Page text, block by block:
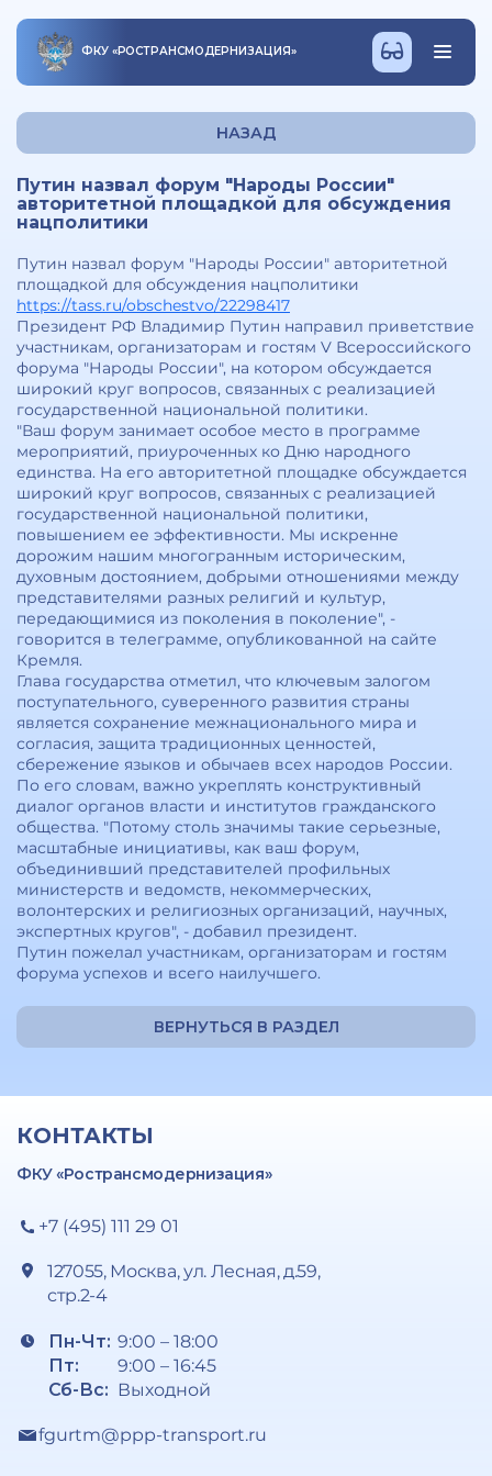
ФКУ «РОСТРАНСМОДЕРНИЗАЦИЯ»
НАЗАД
Путин назвал форум "Народы России"
авторитетной площадкой для обсуждения
нацполитики
Путин назвал форум "Народы России" авторитетной
площадкой для обсуждения нацполитики
https://tass.ru/obschestvo/22298417
Президент РФ Владимир Путин направил приветствие
участникам, организаторам и гостям V Всероссийского
форума "Народы России", на котором обсуждается
широкий круг вопросов, связанных с реализацией
государственной национальной политики.
"Ваш форум занимает особое место в программе
мероприятий, приуроченных ко Дню народного
единства. На его авторитетной площадке обсуждается
широкий круг вопросов, связанных с реализацией
государственной национальной политики,
повышением ее эффективности. Мы искренне
дорожим нашим многогранным историческим,
духовным достоянием, добрыми отношениями между
представителями разных религий и культур,
передающимися из поколения в поколение", -
говорится в телеграмме, опубликованной на сайте
Кремля.
Глава государства отметил, что ключевым залогом
поступательного, суверенного развития страны
является сохранение межнационального мира и
согласия, защита традиционных ценностей,
сбережение языков и обычаев всех народов России.
По его словам, важно укреплять конструктивный
диалог органов власти и институтов гражданского
общества. "Потому столь значимы такие серьезные,
масштабные инициативы, как ваш форум,
объединивший представителей профильных
министерств и ведомств, некоммерческих,
волонтерских и религиозных организаций, научных,
экспертных кругов", - добавил президент.
Путин пожелал участникам, организаторам и гостям
форума успехов и всего наилучшего.
ВЕРНУТЬСЯ В РАЗДЕЛ
КОНТАКТЫ
ФКУ «Ространсмодернизация»
+7 (495) 111 29 01
127055, Москва, ул. Лесная, д.59,
стр.2-4
Пн-Чт:
Пт:
Сб-Вс:
9:00 – 18:00
9:00 – 16:45
Выходной
fgurtm@ppp-transport.ru